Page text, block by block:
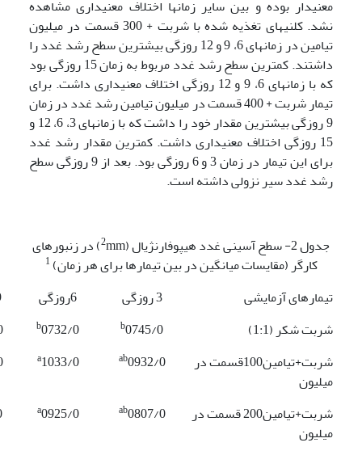
معنی­دار بوده و بین سایر زمان­ها اختلاف معنی­داری مشاهده
نشد. کلنی­های تغذیه شده با شربت + 300 قسمت در میلیون
تیامین در زمان­های 6، 9 و 12 روزگی بیشترین سطح رشد غدد را
داشتند. کمترین سطح رشد غدد مربوط به زمان 15 روزگی بود
که با زمان­های 6، 9 و 12 روزگی اختلاف معنی­داری داشت. برای
تیمار شربت + 400 قسمت در میلیون تیامین رشد غدد در زمان
9 روزگی بیشترین مقدار خود را داشت که با زمان­های 3، 6، 12 و
15 روزگی اختلاف معنی­داری داشت. کمترین مقدار رشد غدد
برای این تیمار در زمان 3 و 6 روزگی بود. بعد از 9 روزگی سطح
رشد غدد سیر نزولی داشته است.
جدول 2- سطح آسینی غدد هیپوفارنژیال ( 2mm) در زنبورهای
کارگر (مقایسات میانگین در بین تیمارها برای هر زمان) 1
تیمارهای آزمایشی 3 روزگی 6روزگی
9
شربت شکر (1:1)
b0745/0
b0732/0
شربت+تیامین100قسمت در
میلیون
ab0932/0
a1033/0
شربت+تیامین200 قسمت در
میلیون
ab0807/0
a0925/0